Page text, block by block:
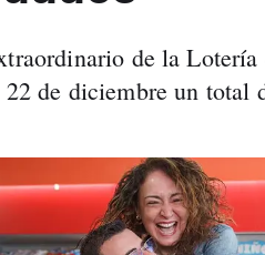
de la
22 de diciembre un total